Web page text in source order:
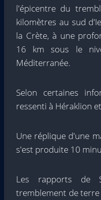
l'épicentre du
kilomètres au sud
la Crète, à une
16 km sous le
Méditerranée.
Selon certaines
ressenti à Héraklion
Une réplique d'une
s'est produite 10
Les rapports de
tremblement de